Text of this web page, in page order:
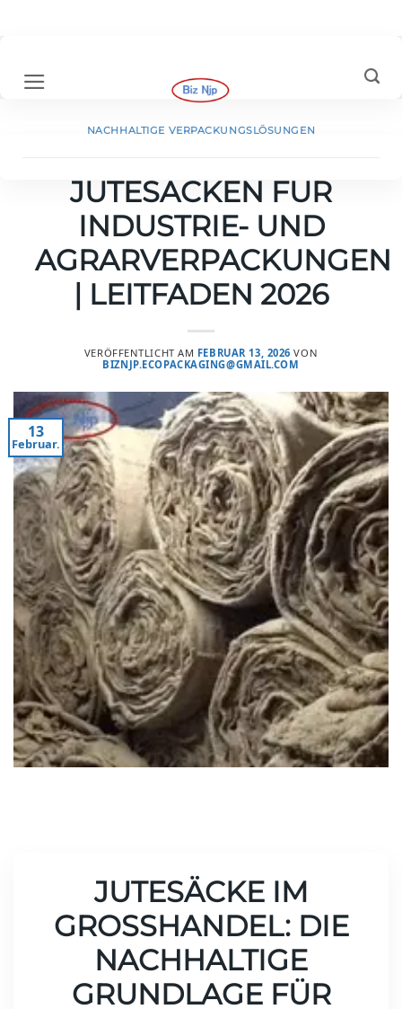
Inhalt
NACHHALTIGE VERPACKUNGSLÖSUNGEN
UTESÄCKEN FÜR I
NDUSTRIE- UND A
GRARVERPACKUNGEN |
LEITFADEN 2026
VERÖFFENTLICHT AM FEBRUAR 13, 2026 VON
BIZNJP.ECOPACKAGING@GMAIL.COM
13
Februar.
JUTESÄCKE IM
GROSSHANDEL: DIE N
ACHHALTIGE G
RUNDLAGE FÜR I